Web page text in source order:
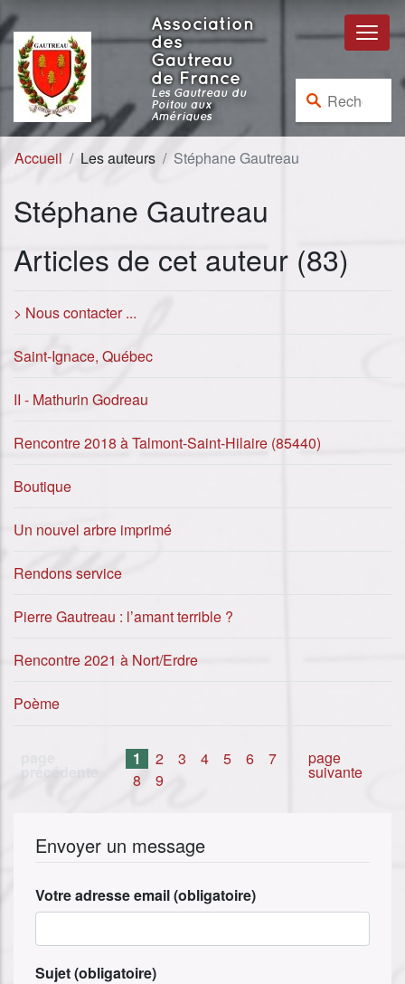
Aller au contenu
Aller à la navigation
Association
des
Gautreau
de France
Les Gautreau du
Poitou aux
Amériques
Rechercher :
Accueil Les auteurs Stéphane Gautreau
Stéphane Gautreau
Articles de cet auteur (83)
> Nous contacter ...
Saint-Ignace, Québec
II - Mathurin Godreau
Rencontre 2018 à Talmont-Saint-Hilaire (85440)
Boutique
Un nouvel arbre imprimé
Rendons service
Pierre Gautreau : l’amant terrible ?
Rencontre 2021 à Nort/Erdre
Poème
précédente
1 2 3 4 5 6
7
8
9
page
suivante
Envoyer un message
Votre adresse email (obligatoire)
Sujet (obligatoire)